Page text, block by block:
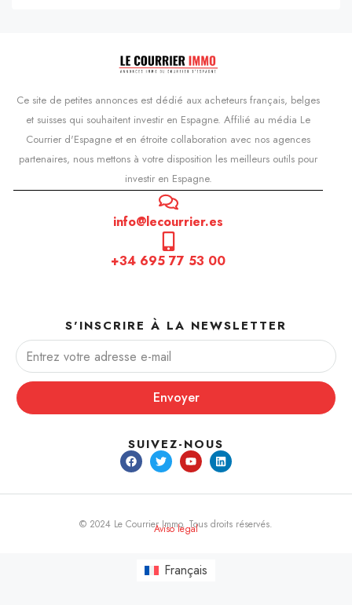
Ce site de petites annonces est dédié aux acheteurs français, belges
et suisses qui souhaitent investir en Espagne. Affilié au média Le
Courrier d'Espagne et en étroite collaboration avec nos agences
partenaires, nous mettons à votre disposition les meilleurs outils pour
investir en Espagne.
info@lecourrier.es
+34 695 77 53 00
S'INSCRIRE À LA NEWSLETTER
Envoyer
SUIVEZ-NOUS
© 2024 Le Courrier Immo. Tous droits réservés.
Aviso legal
Français